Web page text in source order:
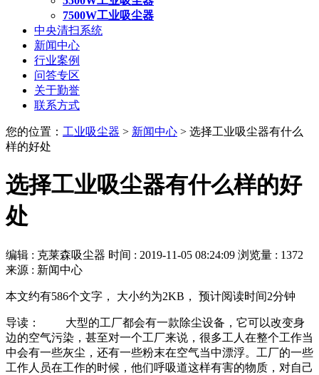
7500W工业吸尘器
中央清扫系统
新闻中心
行业案例
问答专区
关于勤誉
联系方式
您的位置： 工业吸尘器 > 新闻中心 > 选择工业吸尘器有什么
样的好处
选择工业吸尘器有什么样的好
处
编辑 : 克莱森吸尘器 时间 : 2019-11-05 08:24:09 浏览量 : 1372
来源 : 新闻中心
本文约有586个文字， 大小约为2KB， 预计阅读时间2分钟
导读： 大型的工厂都会有一款除尘设备，它可以改变身
边的空气污染，甚至对一个工厂来说，很多工人在整个工作当
中会有一些灰尘，还有一些粉末在空气当中漂浮。工厂的一些
工作人员在工作的时候，他们呼吸道这样有害的物质，对自己